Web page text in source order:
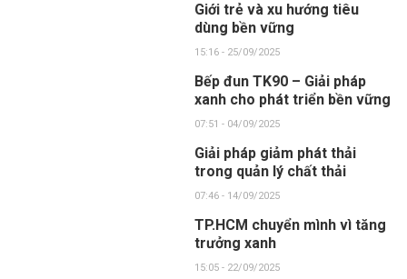
Giới trẻ và xu hướng tiêu
dùng bền vững
15:16 - 25/09/2025
Bếp đun TK90 – Giải pháp
xanh cho phát triển bền vững
07:51 - 04/09/2025
Giải pháp giảm phát thải
trong quản lý chất thải
07:46 - 14/09/2025
TP.HCM chuyển mình vì tăng
trưởng xanh
15:05 - 22/09/2025